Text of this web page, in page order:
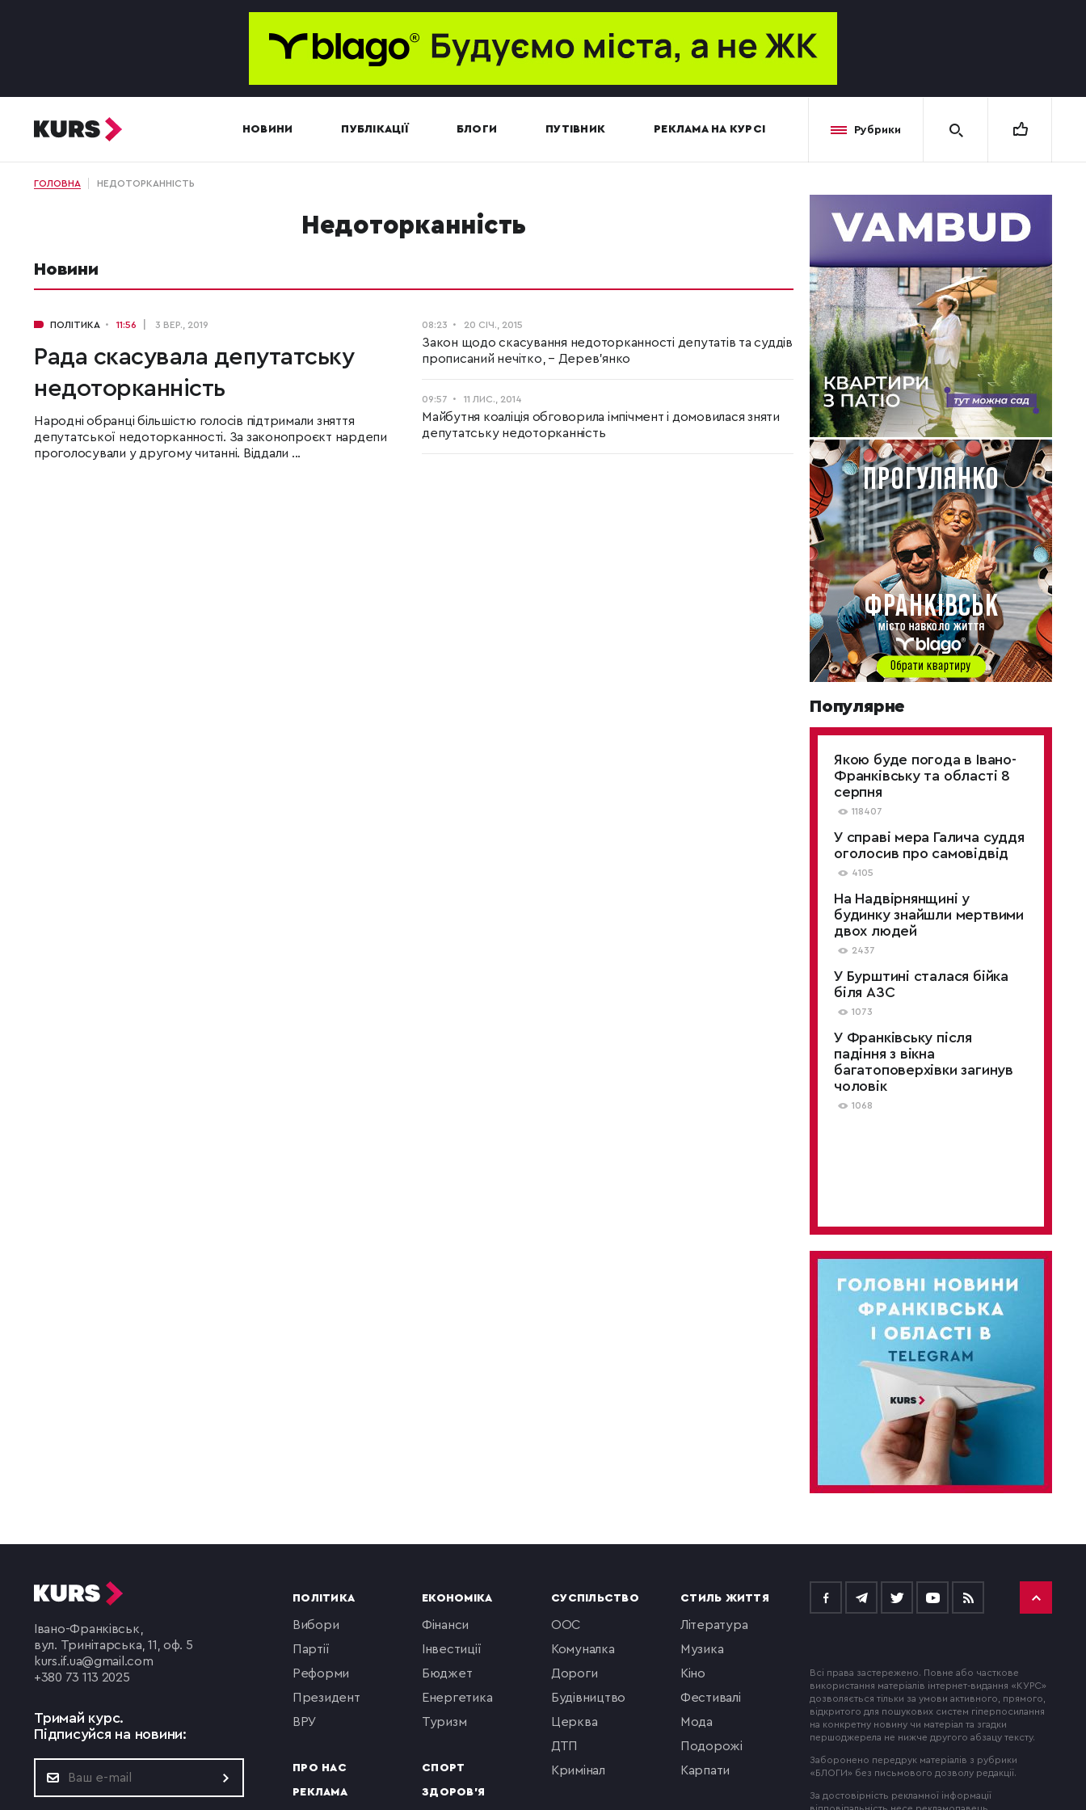
НОВИНИ ПУБЛІКАЦІЇ БЛОГИ ПУТІВНИК РЕКЛАМА НА КУРСІ Рубрики
ГОЛОВНА НЕДОТОРКАННІСТЬ
недоторканність
Новини
ПОЛІТИКА 11:56 3 ВЕР., 2019
Рада скасувала депутатську
недоторканність
Народні обранці більшістю голосів підтримали зняття
депутатської недоторканності. За законопроєкт нардепи
проголосували у другому читанні. Віддали ...
08:23 20 СІЧ., 2015
Закон щодо скасування недоторканності депутатів та суддів
прописаний нечітко, – Дерев'янко
09:57 11 ЛИС., 2014
Майбутня коаліція обговорила імпічмент і домовилася зняти
депутатську недоторканність
Популярне
Якою буде погода в Івано-
Франківську та області 8
серпня
118407
У справі мера Галича суддя
оголосив про самовідвід
4105
На Надвірнянщині у
будинку знайшли мертвими
двох людей
2437
У Бурштині сталася бійка
біля АЗС
1073
У Франківську після
падіння з вікна
багатоповерхівки загинув
чоловік
1068
Івано-Франківськ,
вул. Тринітарська, 11, оф. 5
kurs.if.ua@gmail.com
+380 73 113 2025
Тримай курс.
Підписуйся на новини:
ПОЛІТИКА
вибори
партії
реформи
президент
ВРУ
ПРО НАС
РЕКЛАМА
ЕКОНОМІКА
фінанси
інвестиції
бюджет
енергетика
туризм
СПОРТ
ЗДОРОВ'Я
СУСПІЛЬСТВО
ООС
комуналка
Дороги
будівництво
церква
ДТП
кримінал
СТИЛЬ ЖИТТЯ
література
музика
кіно
фестивалі
мода
подорожі
Карпати
Всі права застережено. Повне або часткове
використання матеріалів інтернет-видання «КУРС»
дозволяється тільки за умови активного, прямого,
відкритого для пошукових систем гіперпосилання
на конкретну новину чи матеріал та згадки
першоджерела не нижче другого абзацу тексту.
Заборонено передрук матеріалів з рубрики
«БЛОГИ» без письмового дозволу редакції.
За достовірність рекламної інформації